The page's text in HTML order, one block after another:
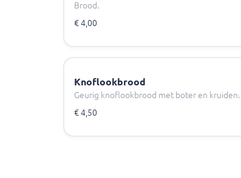
Brood.
€ 4,00
Knoflookbrood
Geurig knoflookbrood met boter en kruiden.
€ 4,50